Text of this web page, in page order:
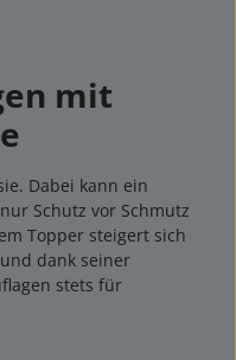
mit
Dabei kann ein
Schutz vor Schmutz
Topper steigert sich
dank seiner
stets für